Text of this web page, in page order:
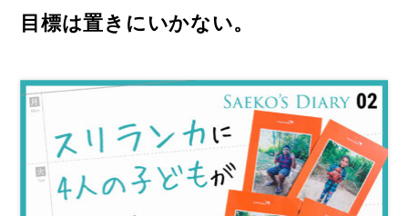
目標は置きにいかない。